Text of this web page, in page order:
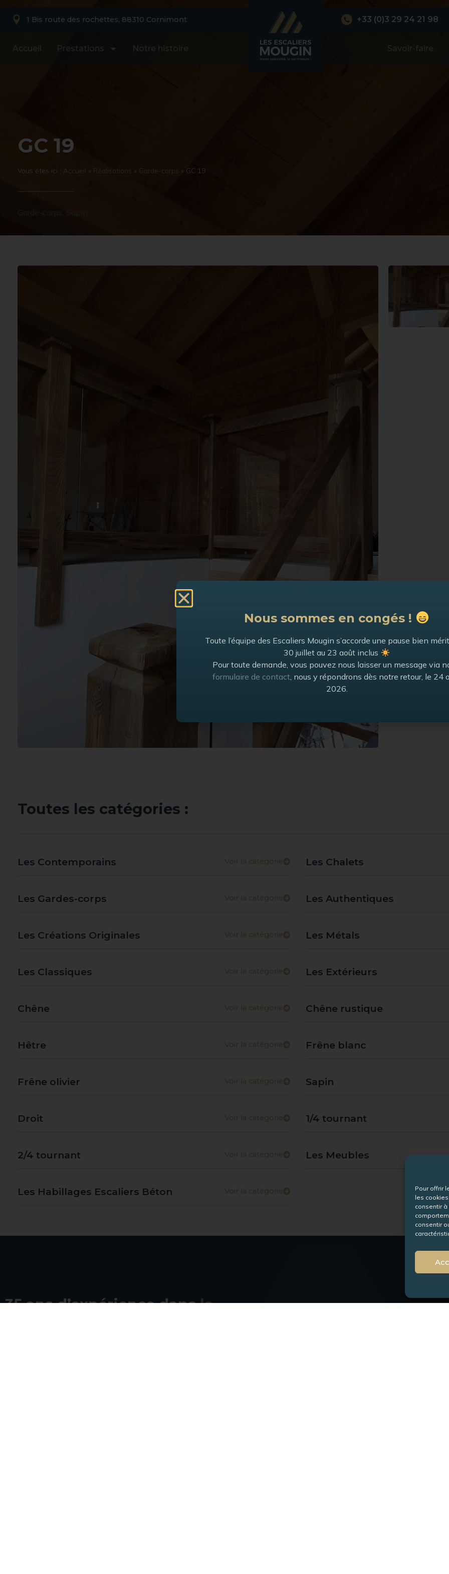
Pour offrir
les
consentir
consentir
1 Bis route des rochettes, 88310 Cornimont
Accueil Prestations Notre histoire
+33 (0)3 29 24 21 98
Savoir-faire
GC 19
Vous êtes ici : » Réalisations » Garde-corps » GC 19
Garde-corps Sapin
Toutes les catégories :
Les Contemporains Voir la catégorie Les Chalets
Les Gardes-corps Voir la catégorie Les Authentiques
Les Créations Originales Voir la catégorie Les Métals
Les Classiques Voir la catégorie Les Extérieurs
Chêne Voir la catégorie Chêne rustique
Hêtre Voir la catégorie Frêne blanc
Frêne olivier Voir la catégorie Sapin
Droit Voir la catégorie 1/4 tournant
2/4 tournant Voir la catégorie Les Meubles
Les Habillages Escaliers Béton Voir la catégorie
35 ans d’expérience dansla
Nous sommes en congés !
Toute l’équipe des Escaliers Mougin s’accorde une pause bien
30 juillet au 23 août inclus
Pour toute demande, vous pouvez nous laisser un message via
formulaire de contact, nous y répondrons dès notre retour, le 24
2026.